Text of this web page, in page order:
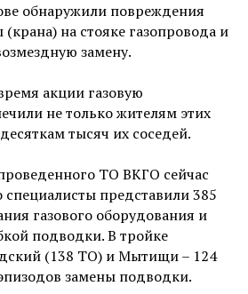
обнаружили повреждения
на стояке газопровода и
замену.
акции газовую
не только жителям этих
тысяч их соседей.
ТО ВКГО сейчас
представили 385
газового оборудования и
подводки. В тройке
(138 ТО) и Мытищи – 124
замены подводки.